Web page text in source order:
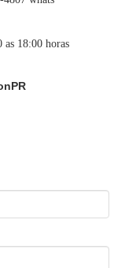
as 18:00 horas